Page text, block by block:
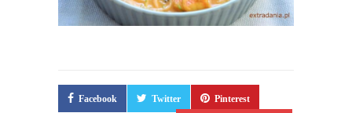
Facebook Twitter Pinterest